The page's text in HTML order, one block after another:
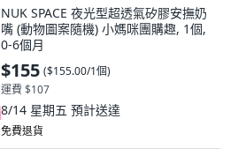
NUK SPACE 夜光型超透氣矽膠安撫奶
嘴 (動物圖案隨機) 小媽咪團購趣, 1個,
0-6個月
$155 ($155.00/1個)
運費 $107
8/14 星期五 預計送達
免費退貨